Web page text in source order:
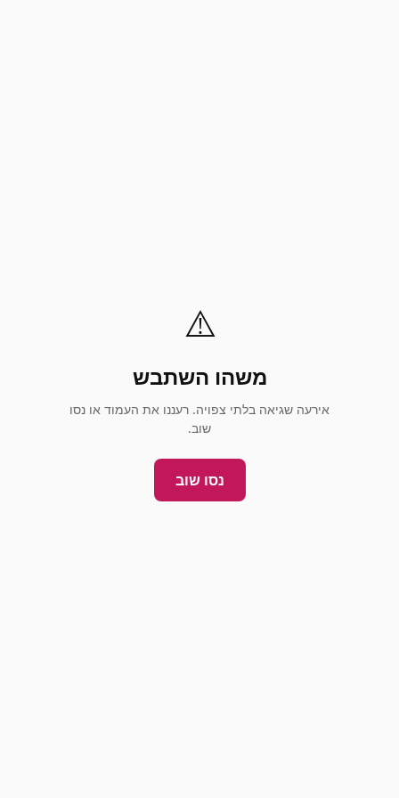
⚠️
משהו השתבש
אירעה שגיאה בלתי צפויה. רעננו את העמוד או נסו
שוב.
נסו שוב